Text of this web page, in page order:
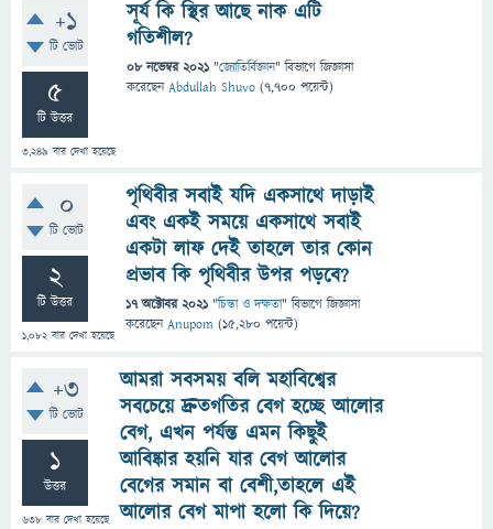
+1
টি ভোট
5
টি উত্তর
3,249 বার দেখা হয়েছে
সূর্য কি স্থির আছে নাক এটি
গতিশীল?
08 নভেম্বর 2021 "জ্যোতির্বিজ্ঞান" বিভাগে জিজ্ঞাসা
করেছেনAbdullah Shuvo (7,700 পয়েন্ট)
0
টি ভোট
2
টি উত্তর
1,082বার দেখা হয়েছে
পৃথিবীর সবাই যদি একসাথে দাড়াই
এবং একই সময়ে একসাথে সবাই
একটা লাফ দেই তাহলে তার কোন
প্রভাব কি পৃথিবীর উপর পড়বে?
17 অক্টোবর 2021 "চিন্তা ও দক্ষতা" বিভাগে জিজ্ঞাসা
করেছেনAnupom (15,280 পয়েন্ট)
+3
টি ভোট
1
উত্তর
638 বার দেখা হয়েছে
আমরা সবসময় বলি মহাবিশ্বের
সবচেয়ে দ্রুতগতির বেগ হচ্ছে আলোর
বেগ, এখন পর্যন্ত এমন কিছুই
আবিষ্কার হয়নি যার বেগ আলোর
বেগের সমান বা বেশী,তাহলে এই
আলোর বেগ মাপা হলো কি দিয়ে?